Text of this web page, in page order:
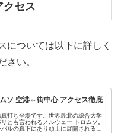
クセス
については以下に詳しく
さい。
ソ 空港⇔街中心 アクセス徹底
打ち登場です。世界最北の総合大学
とも言われるノルウェー トロムソ。
ルの真下にあり頭上に展開されるオ